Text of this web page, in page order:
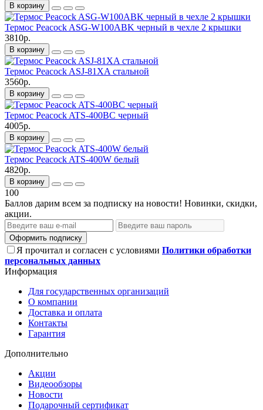
В корзину
Термос Peacock ASG-W100ABK черный в чехле 2 крышки
3810р.
В корзину
Термос Peacock ASJ-81XA стальной
3560р.
В корзину
Термос Peacock ATS-400BC черный
4005р.
В корзину
Термос Peacock ATS-400W белый
4820р.
В корзину
100
Баллов дарим всем за подписку на новости! Новинки, скидки,
акции.
Оформить подписку
Я прочитал и согласен с условиями Политики обработки
персональных данных
Информация
Для государственных организаций
О компании
Доставка и оплата
Контакты
Гарантия
Дополнительно
Акции
Видеообзоры
Новости
Подарочный сертификат